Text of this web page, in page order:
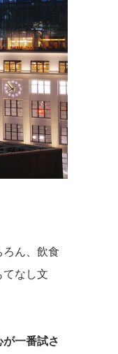
ん、飲食
てなし文
一番試さ